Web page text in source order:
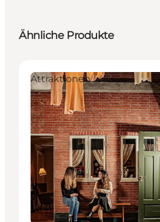
Ähnliche Produkte
Attraktionen